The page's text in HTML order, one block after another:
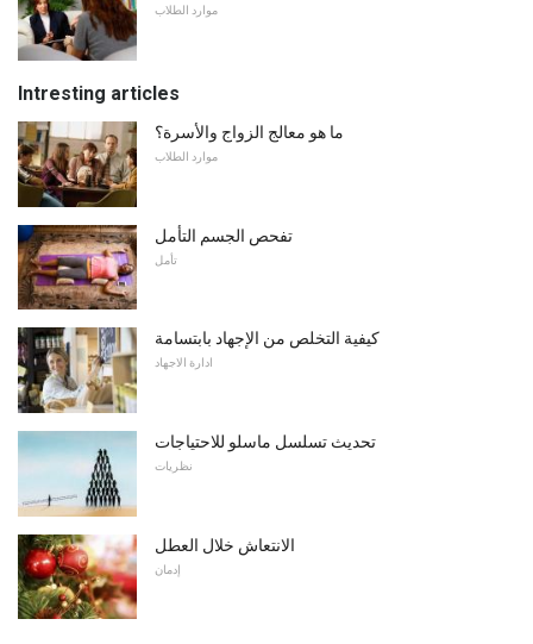
موارد الطلاب
Intresting articles
ما هو معالج الزواج والأسرة؟
موارد الطلاب
تفحص الجسم التأمل
تأمل
كيفية التخلص من الإجهاد بابتسامة
ادارة الاجهاد
تحديث تسلسل ماسلو للاحتياجات
نظريات
الانتعاش خلال العطل
إدمان